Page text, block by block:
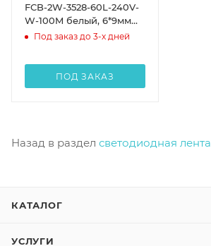
FCB-2W-3528-60L-240V-
W-100M белый, 6*9мм
new 2016
Под заказ до 3-х дней
ПОД ЗАКАЗ
Назад в раздел светодиодная лента
КАТАЛОГ
УСЛУГИ